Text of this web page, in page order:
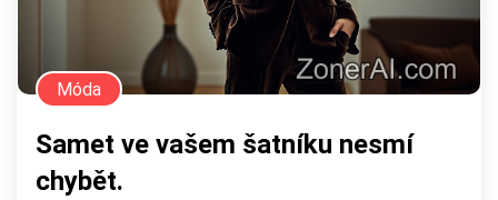
Móda
Samet ve vašem šatníku nesmí
chybět.